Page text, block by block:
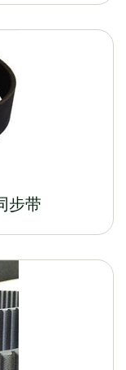
步带